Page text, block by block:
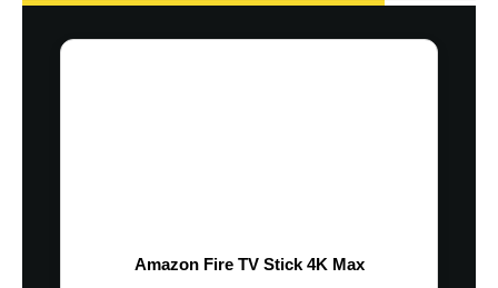
Amazon Fire TV Stick 4K Max